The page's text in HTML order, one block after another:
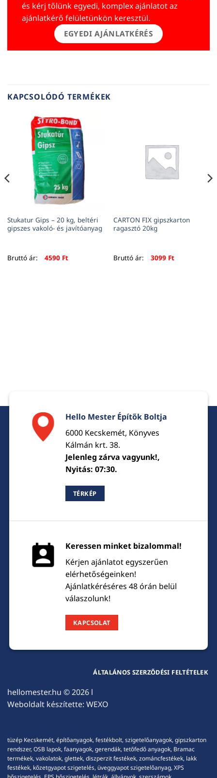
és kérj tőlünk egyedi, komplex ajánlatot az
ajánlatkérő felületünkön keresztül.
EGYEDI AJÁNLATKÉRÉS
KAPCSOLÓDÓ TERMÉKEK
Stukatur Gips – 20 kg, beltéri
gipszes vakoló- és javítóanyag
Bruttó ár: 4590 Ft
CARTON FIX gipszkarton
ragasztó 20kg
Bruttó ár: 3099 Ft
Hello Mester Építők Boltja
6000 Kecskemét, Könyves
Kálmán krt. 38.
Jelenleg zárva vagyunk!,
Nyitás: 07:30.
TÉRKÉP
Keressen minket bizalommal!
Kérjen ajánlatot egyszerűen
elérhetőségeinken!
Ajánlatkéréséres 48 órán belül
válaszolunk!
KAPCSOLAT
hellomester.hu © 2026 l
Weboldalt készítette: WEXO
ÁLTALÁNOS SZERZŐDÉSI FELTÉTELEK
tüzép Kecskemét, építőanyagok, festékbolt, szigetelőanyagok, gipszkarton
rendszer, OSB lapok, faanyagok, gerendák, tetőfedő anyagok, Bramac
termékek, vakolatok, glettek, diszperzit festékek, zománcfestékek, lakk
festékek, kőzetgyapot szigetelés, üveggyapot szigetelőanyag, XPS